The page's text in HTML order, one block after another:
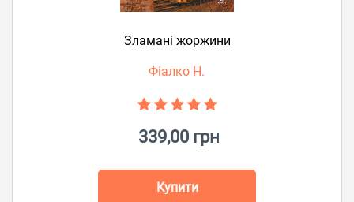
Зламані жоржини
Фіалко Н.
339,00 грн
Купити